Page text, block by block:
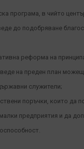
програма, в чийто
до подобряване
реформа на
на преден план
служители;
поръчки, които да
предприятия и да